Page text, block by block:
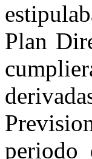
Plan
periodo